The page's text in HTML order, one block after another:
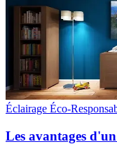
Éclairage Éco-
Les avantages